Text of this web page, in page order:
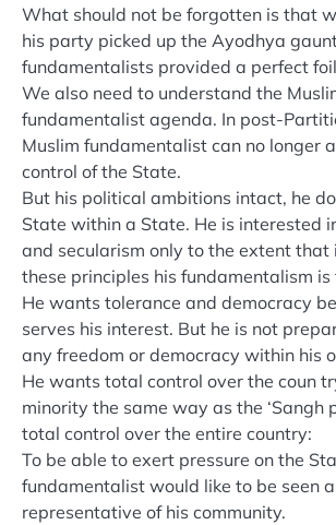
What should not be forgotten is that
his party picked up the Ayodhya
fundamentalists provided a perfect
We also need to understand the
fundamentalist agenda. In post-
Muslim fundamentalist can no longer
control of the State.
But his political ambitions intact, he
State within a State. He is interested
and secularism only to the extent that
these principles his fundamentalism
He wants tolerance and democracy
serves his interest. But he is not
any freedom or democracy within his
He wants total control over the coun
minority the same way as the ‘Sangh
total control over the entire country:
To be able to exert pressure on the
fundamentalist would like to be seen
representative of his community.